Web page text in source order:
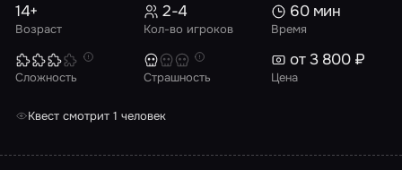
Возраст
14+
Кол-во игроков
2-4
Время
60 мин
Сложность Страшность Цена
от 3 800 ₽
Квест смотрит 1 человек